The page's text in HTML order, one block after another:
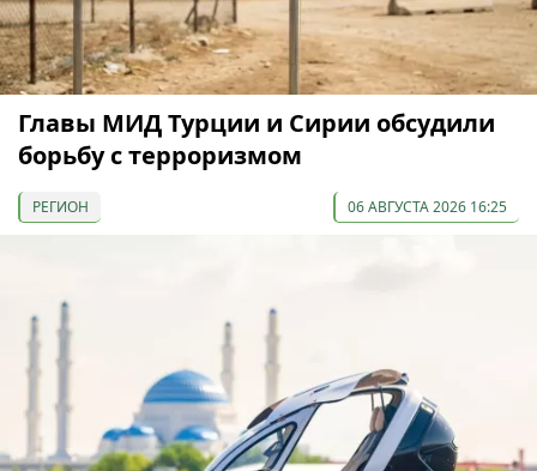
Главы МИД Турции и Сирии обсудили
борьбу с терроризмом
РЕГИОН 06 АВГУСТА 2026 16:25